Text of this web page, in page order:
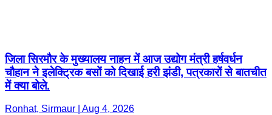
जिला सिरमौर के मुख्यालय नाहन में आज उद्योग मंत्री हर्षवर्धन
चौहान ने इलेक्ट्रिक बसों को दिखाई हरी झंडी, पत्रकारों से बातचीत
में क्या बोले.
Ronhat, Sirmaur | Aug 4, 2026